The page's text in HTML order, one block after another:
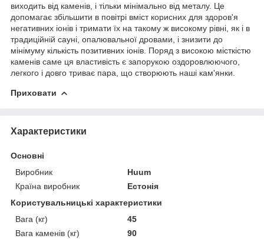
виходить від каменів, і тільки мінімально від металу. Це
допомагає збільшити в повітрі вміст корисних для здоров'я
негативних іонів і тримати їх на такому ж високому рівні, як і в
традиційній сауні, опалювальної дровами, і знизити до
мінімуму кількість позитивних іонів. Поряд з високою місткістю
каменів саме ця властивість є запорукою оздоровлюючого,
легкого і довго триває пара, що створюють наші кам'янки.
Приховати
Характеристики
Основні
Виробник
Huum
Країна виробник
Естонія
Користувальницькі характеристики
Вага (кг)
45
Вага каменів (кг)
90